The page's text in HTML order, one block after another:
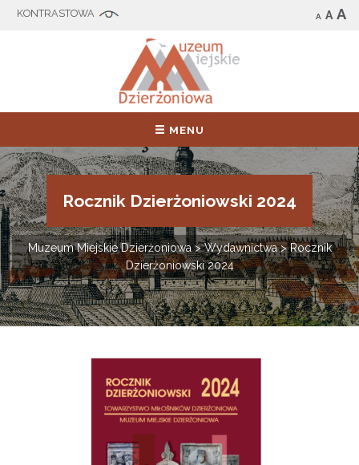
A A A
MENU
Rocznik Dzierżoniowski 2024
Muzeum Miejskie Dzierżoniowa>Wydawnictwa>Rocznik
Dzierżoniowski 2024